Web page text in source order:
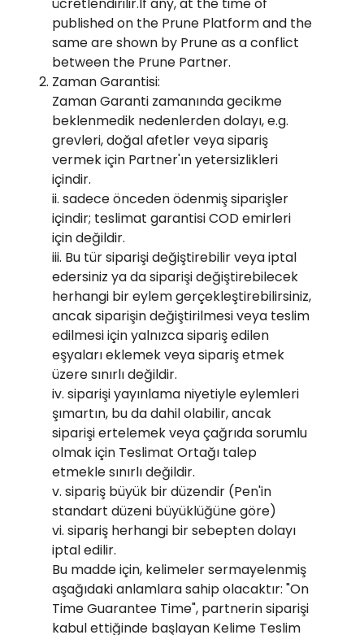
published on the Prune Platform and the
same are shown by Prune as a conflict
between the Prune Partner.
Zaman Garantisi:
Zaman Garanti zamanında gecikme
beklenmedik nedenlerden dolayı, e.g.
grevleri, doğal afetler veya sipariş
vermek için Partner'ın yetersizlikleri
içindir.
ii. sadece önceden ödenmiş siparişler
içindir; teslimat garantisi COD emirleri
için değildir.
iii. Bu tür siparişi değiştirebilir veya iptal
edersiniz ya da siparişi değiştirebilecek
herhangi bir eylem gerçekleştirebilirsiniz,
ancak siparişin değiştirilmesi veya teslim
edilmesi için yalnızca sipariş edilen
eşyaları eklemek veya sipariş etmek
üzere sınırlı değildir.
iv. siparişi yayınlama niyetiyle eylemleri
şımartın, bu da dahil olabilir, ancak
siparişi ertelemek veya çağrıda sorumlu
olmak için Teslimat Ortağı talep
etmekle sınırlı değildir.
v. sipariş büyük bir düzendir (Pen'in
standart düzeni büyüklüğüne göre)
vi. sipariş herhangi bir sebepten dolayı
iptal edilir.
Bu madde için, kelimeler sermayelenmiş
aşağıdaki anlamlara sahip olacaktır: "On
Time Guarantee Time", partnerin siparişi
kabul ettiğinde başlayan Kelime Teslim